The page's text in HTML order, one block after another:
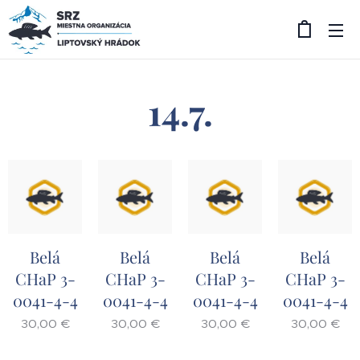
14.7.
Belá
CHaP 3-
0041-4-4
30,00 €
Belá
CHaP 3-
0041-4-4
30,00 €
Belá
CHaP 3-
0041-4-4
30,00 €
Belá
CHaP 3-
0041-4-4
30,00 €